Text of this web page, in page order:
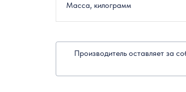
Масса, килограмм
Производитель оставляет за